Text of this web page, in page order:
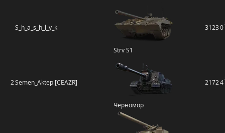
S_h_a_s_h_l_y_k
Strv S1
31230
2Semen_Aktep [CEAZR]
Черномор
21724